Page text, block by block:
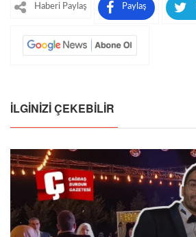
Haberi Paylaş Paylaş
İLGINIZI ÇEKEBILIR